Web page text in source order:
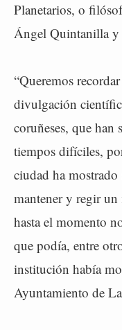
Planetarios, o
Ángel Quintanilla y
“Queremos
divulgación
coruñeses, que han
tiempos difíciles,
ciudad ha mostrado
mantener y regir
hasta el momento
que podía, entre
institución había
Ayuntamiento de